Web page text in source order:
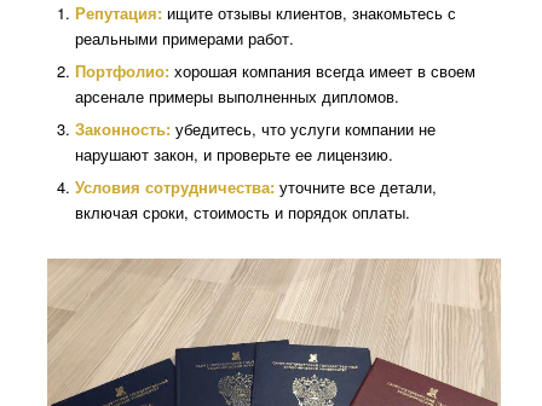
Репутация:ищите отзывы клиентов, знакомьтесь с
реальными примерами работ.
Портфолио:хорошая компания всегда имеет в своем
арсенале примеры выполненных дипломов.
Законность:убедитесь, что услуги компании не
нарушают закон, и проверьте ее лицензию.
Условия сотрудничества:уточните все детали,
включая сроки, стоимость и порядок оплаты.